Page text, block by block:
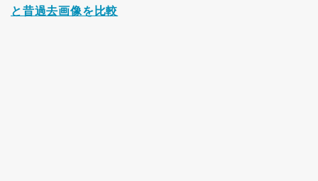
と昔過去画像を比較